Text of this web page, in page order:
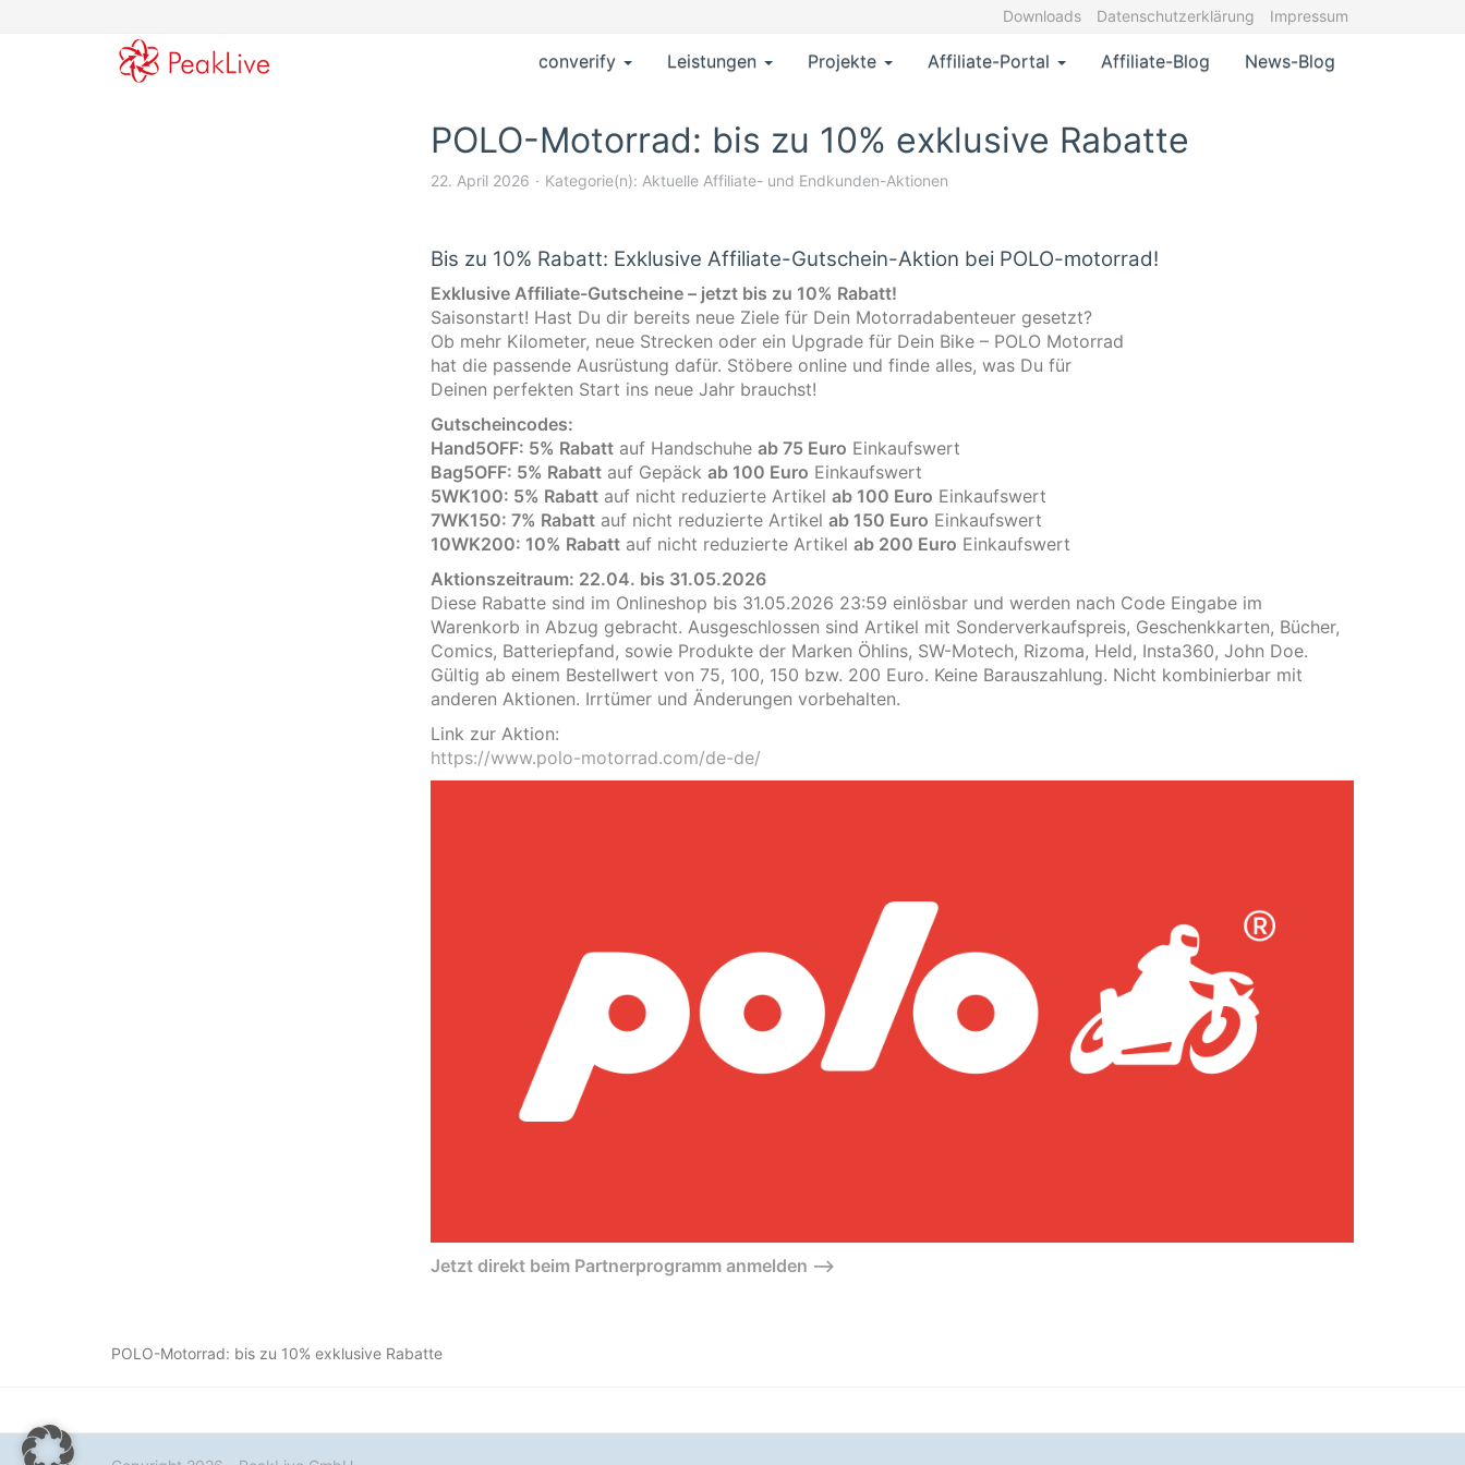
Downloads Datenschutzerklärung Impressum
converify Leistungen Projekte Affiliate-Portal Affiliate-Blog News-Blog
POLO-Motorrad: bis zu 10% exklusive Rabatte
22. April 2026 Kategorie(n): Aktuelle Affiliate- und Endkunden-Aktionen
Bis zu 10% Rabatt: Exklusive Affiliate-Gutschein-Aktion bei POLO-motorrad!
Exklusive Affiliate-Gutscheine – jetzt bis zu 10% Rabatt!
Saisonstart! Hast Du dir bereits neue Ziele für Dein Motorradabenteuer gesetzt?
Ob mehr Kilometer, neue Strecken oder ein Upgrade für Dein Bike – POLO Motorrad
hat die passende Ausrüstung dafür. Stöbere online und finde alles, was Du für
Deinen perfekten Start ins neue Jahr brauchst!
Gutscheincodes:
Hand5OFF: 5% Rabattauf Handschuhe ab 75 Euro Einkaufswert
Bag5OFF: 5% Rabattauf Gepäck ab 100 Euro Einkaufswert
5WK100: 5% Rabattauf nicht reduzierte Artikel ab 100 Euro Einkaufswert
7WK150: 7% Rabattauf nicht reduzierte Artikel ab 150 Euro Einkaufswert
10WK200: 10% Rabattauf nicht reduzierte Artikel ab 200 Euro Einkaufswert
Aktionszeitraum: 22.04. bis 31.05.2026
Diese Rabatte sind im Onlineshop bis 31.05.2026 23:59 einlösbar und werden nach Code Eingabe im
Warenkorb in Abzug gebracht. Ausgeschlossen sind Artikel mit Sonderverkaufspreis, Geschenkkarten, Bücher,
Comics, Batteriepfand, sowie Produkte der Marken Öhlins, SW-Motech, Rizoma, Held, Insta360, John Doe.
Gültig ab einem Bestellwert von 75, 100, 150 bzw. 200 Euro. Keine Barauszahlung. Nicht kombinierbar mit
anderen Aktionen. Irrtümer und Änderungen vorbehalten.
Link zur Aktion:
https://www.polo-motorrad.com/de-de/
Jetzt direkt beim Partnerprogramm anmelden –>
POLO-Motorrad: bis zu 10% exklusive Rabatte